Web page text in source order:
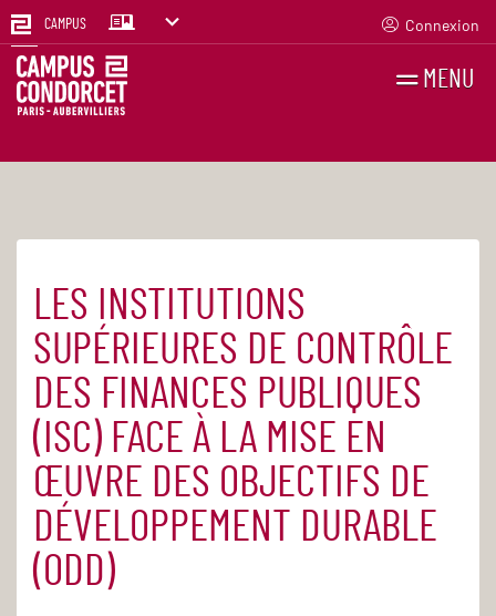
CAMPUS Connexion
MENU
Accueil Agenda
LES INSTITUTIONS
SUPÉRIEURES DE CONTRÔLE
DES FINANCES PUBLIQUES
(ISC) FACE À LA MISE EN
ŒUVRE DES OBJECTIFS DE
DÉVELOPPEMENT DURABLE
(ODD)